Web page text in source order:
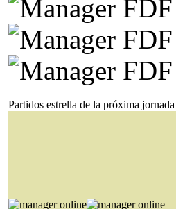
Partidos estrella de la próxima jornada